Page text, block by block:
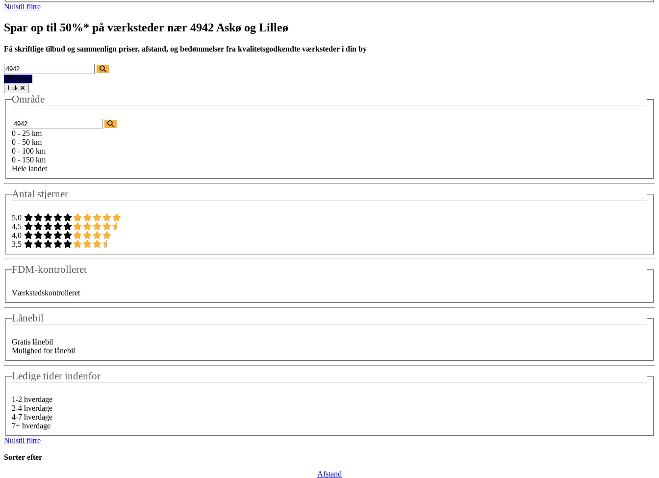
Nulstil filtre
Spar op til 50%* på værksteder nær 4942 Askø og Lilleø
Få skriftlige tilbud og sammenlign priser, afstand, og bedømmelser fra kvalitetsgodkendte værksteder i din by
Filtre
Luk
Område
0 - 25 km
0 - 50 km
0 - 100 km
0 - 150 km
Hele landet
Antal stjerner
5,0
4,5
4,0
3,5
FDM-kontrolleret
Værkstedskontrolleret
Lånebil
Gratis lånebil
Mulighed for lånebil
Ledige tider indenfor
1-2 hverdage
2-4 hverdage
4-7 hverdage
7+ hverdage
Nulstil filtre
Sorter efter
Afstand